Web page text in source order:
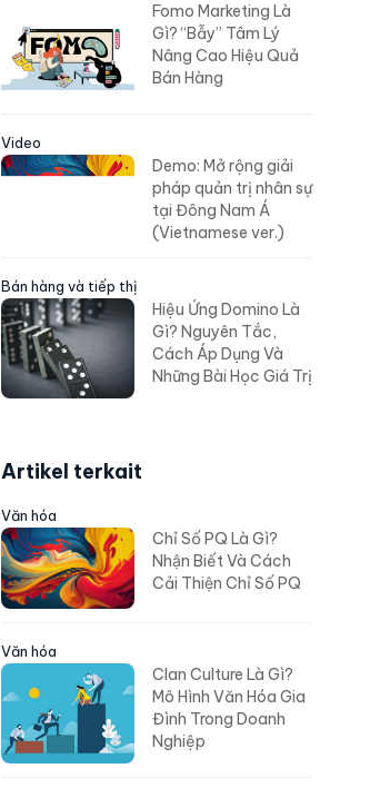
Fomo Marketing Là
Gì? “Bẫy” Tâm Lý
Nâng Cao Hiệu Quả
Bán Hàng
Video
Demo: Mở rộng giải
pháp quản trị nhân sự
tại Đông Nam Á
(Vietnamese ver.)
Bán hàng và tiếp thị
Hiệu Ứng Domino Là
Gì? Nguyên Tắc,
Cách Áp Dụng Và
Những Bài Học Giá Trị
Artikel terkait
Văn hóa
Chỉ Số PQ Là Gì?
Nhận Biết Và Cách
Cải Thiện Chỉ Số PQ
Văn hóa
Clan Culture Là Gì?
Mô Hình Văn Hóa Gia
Đình Trong Doanh